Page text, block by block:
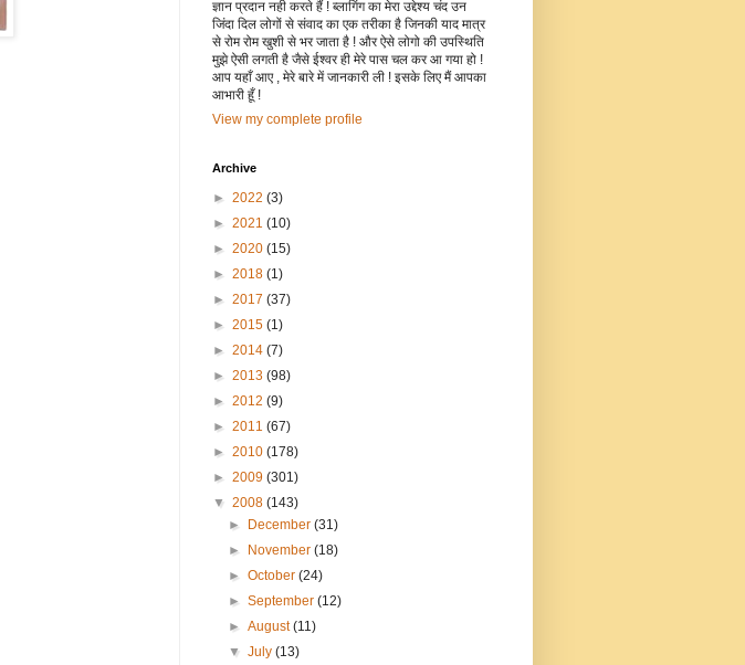
ज्ञान प्रदान नही करते हैं ! ब्लागिंग का मेरा उद्देश्य चंद उन
जिंदा दिल लोगों से संवाद का एक तरीका है जिनकी याद मात्र
से रोम रोम खुशी से भर जाता है ! और ऐसे लोगो की उपस्थिति
मुझे ऐसी लगती है जैसे ईश्वर ही मेरे पास चल कर आ गया हो !
आप यहाँ आए , मेरे बारे में जानकारी ली ! इसके लिए मैं आपका
आभारी हूँ !
View my complete profile
Archive
► 2022 (3)
► 2021 (10)
► 2020 (15)
► 2018 (1)
► 2017 (37)
► 2015 (1)
► 2014 (7)
► 2013 (98)
► 2012 (9)
► 2011 (67)
► 2010 (178)
► 2009 (301)
▼ 2008 (143)
►
December(31)
►
November(18)
►October(24)
►September(12)
►August(11)
▼July(13)